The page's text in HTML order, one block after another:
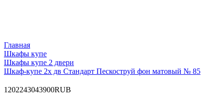
Главная
Шкафы купе
Шкафы купе 2 двери
Шкаф-купе 2х дв Стандарт Пескоструй фон матовый № 85
1202243043900RUB